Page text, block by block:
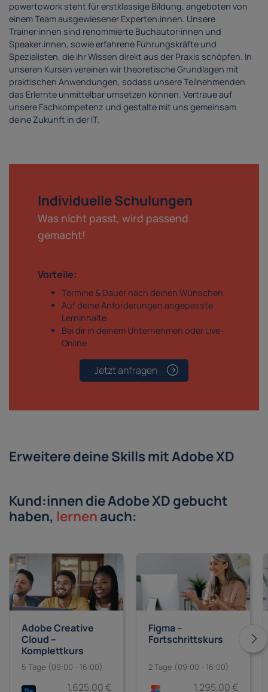
powertowork steht für erstklassige Bildung, angeboten von
einem Team ausgewiesener Experten:innen. Unsere
Trainer:innen sind renommierte Buchautor:innen und
Speaker:innen, sowie erfahrene Führungskräfte und
Spezialisten, die ihr Wissen direkt aus der Praxis schöpfen. In
unseren Kursen vereinen wir theoretische Grundlagen mit
praktischen Anwendungen, sodass unsere Teilnehmenden
das Erlernte unmittelbar umsetzen können. Vertraue auf
unsere Fachkompetenz und gestalte mit uns gemeinsam
deine Zukunft in der IT.
Individuelle Schulungen
Was nicht passt, wird passend
gemacht!
Vorteile:
Termine & Dauer nach deinen Wünschen
Auf deine Anforderungen angepasste
Lerninhalte
Bei dir in deinem Unternehmen oder Live-
Online
Jetzt anfragen
Erweitere deine Skills mit Adobe XD
Kund:innen die Adobe XD gebucht
haben, lernenauch:
Adobe Creative
Cloud –
Komplettkurs
5 Tage (09:00 - 16:00)
1.625,00 €
Figma –
Fortschrittskurs
2 Tage (09:00 - 16:00)
1.295,00 €